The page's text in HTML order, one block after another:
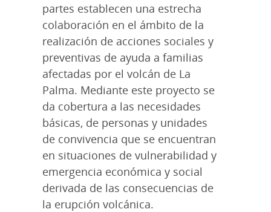
partes establecen una estrecha
colaboración en el ámbito de la
realización de acciones sociales y
preventivas de ayuda a familias
afectadas por el volcán de La
Palma. Mediante este proyecto se
da cobertura a las necesidades
básicas, de personas y unidades
de convivencia que se encuentran
en situaciones de vulnerabilidad y
emergencia económica y social
derivada de las consecuencias de
la erupción volcánica.